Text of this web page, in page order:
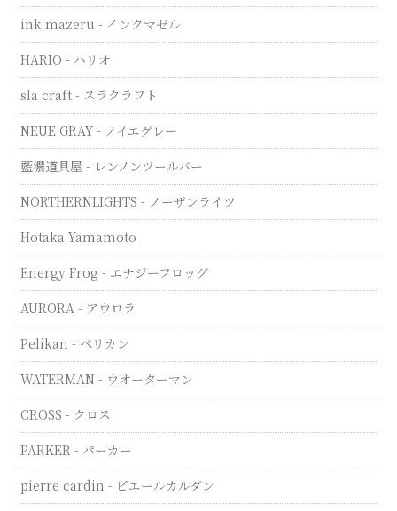
ink mazeru - インクマゼル
HARIO - ハリオ
sla craft - スラクラフト
NEUE GRAY - ノイエグレー
藍濃道具屋 - レンノンツールバー
NORTHERNLIGHTS - ノーザンライツ
Hotaka Yamamoto
Energy Frog - エナジーフロッグ
AURORA - アウロラ
Pelikan - ペリカン
WATERMAN - ウオーターマン
CROSS - クロス
PARKER - パーカー
pierre cardin - ピエールカルダン